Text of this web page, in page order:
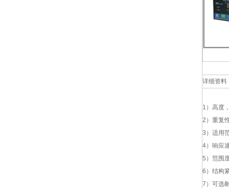
详细资料
1） 高度
2）重复
3）适用
4）响应
5）范围
6）结构
7）可选